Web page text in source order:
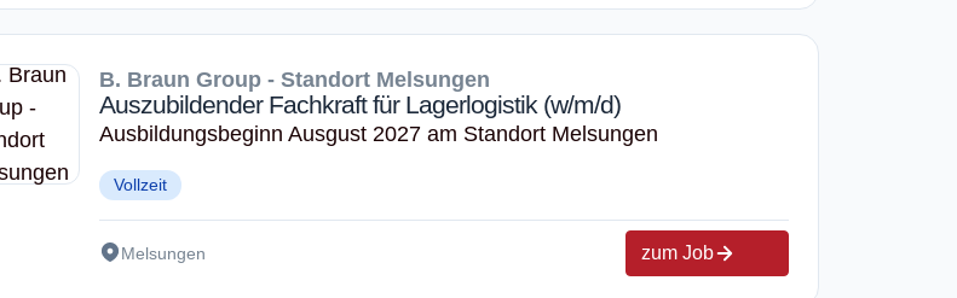
B. Braun Group - Standort Melsungen
Auszubildender Fachkraft für Lagerlogistik (w/m/d)
Ausbildungsbeginn Ausgust 2027 am Standort Melsungen
Vollzeit
Melsungen zum Job